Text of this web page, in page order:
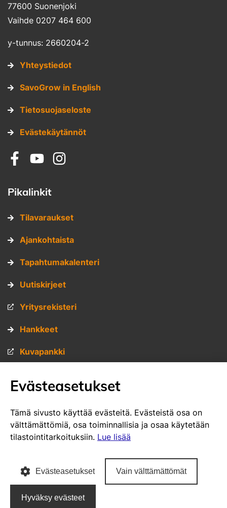
77600 Suonenjoki
Vaihde 0207 464 600
y-tunnus: 2660204-2
Yhteystiedot
SavoGrow in English
Tietosuojaseloste
Evästekäytännöt
Sosiaalinen media: facebook
Sosiaalinen media: youtube
Sosiaalinen media: instagram
Pikalinkit
Tilavaraukset
Ajankohtaista
Tapahtumakalenteri
Uutiskirjeet
Yritysrekisteri
Hankkeet
Kuvapankki
VisitSavo.fi
SavoGrown yritysrekisteri
Evästeasetukset
Tämä sivusto käyttää evästeitä. Evästeistä osa on
välttämättömiä, osa toiminnallisia ja osaa käytetään
tilastointitarkoituksiin. Lue lisää
Evästeasetukset Vain välttämättömät
Hyväksy evästeet